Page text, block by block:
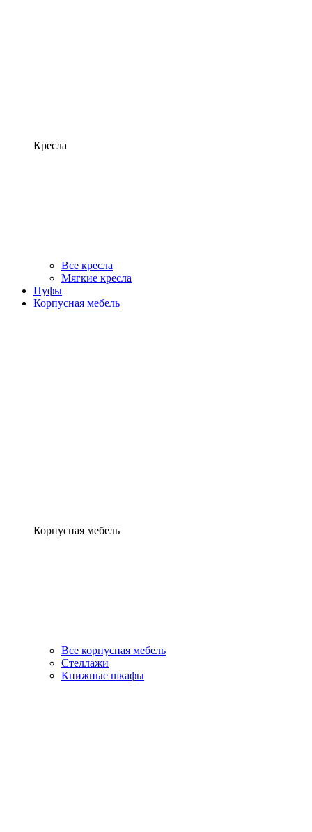
Кресла
Все кресла
Мягкие кресла
Пуфы
Корпусная мебель
Корпусная мебель
Все корпусная мебель
Стеллажи
Книжные шкафы